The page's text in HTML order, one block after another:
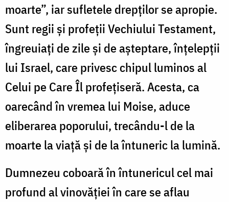
moarte”, iar sufletele drepților se apropie.
Sunt regii și profeții Vechiului Testament,
îngreuiați de zile și de așteptare, înțelepții
lui Israel, care privesc chipul luminos al
Celui pe Care Îl profețiseră. Acesta, ca
oarecând în vremea lui Moise, aduce
eliberarea poporului, trecându-l de la
moarte la viață și de la întuneric la lumină.
Dumnezeu coboară în întunericul cel mai
profund al vinovăției în care se aflau